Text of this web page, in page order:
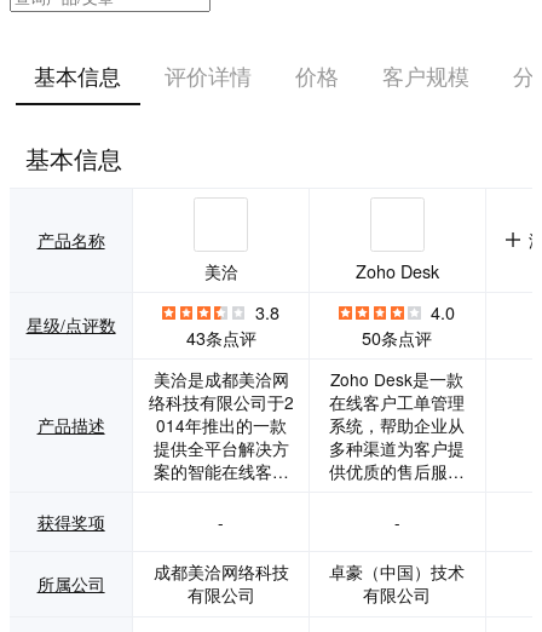
基本信息 评价详情 价格 客户规模 分
基本信息
产品名称
美洽
Zoho Desk
星级/点评数
3.8
43条点评
4.0
50条点评
产品描述
美洽是成都美洽网
络科技有限公司于2
014年推出的一款
提供全平台解决方
案的智能在线客服
在线客服、呼叫中
心、客服机器人、
工单系统、营销机
Zoho Desk是一款
在线客户工单管理
系统，帮助企业从
多种渠道为客户提
供优质的售后服务
具有背景信息感知
的售后帮助台软件
——让您的客户服
获得奖项 - -
所属公司
成都美洽网络科技
有限公司
卓豪（中国）技术
有限公司